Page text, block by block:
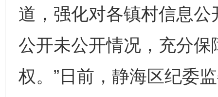
道，强化对各镇村信息
公开未公开情况，充分
权。”日前，静海区纪委